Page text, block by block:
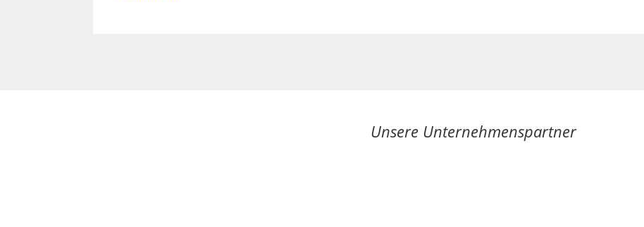
Unsere Unternehmenspartner